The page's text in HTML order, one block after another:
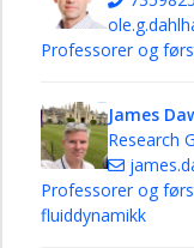
Professorer og
James
Research
Professorer og
fluiddynamikk